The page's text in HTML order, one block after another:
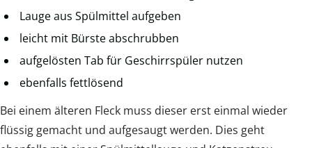
Lauge aus Spülmittel aufgeben
leicht mit Bürste abschrubben
aufgelösten Tab für Geschirrspüler nutzen
ebenfalls fettlösend
Bei einem älteren Fleck muss dieser erst einmal wieder
flüssig gemacht und aufgesaugt werden. Dies geht